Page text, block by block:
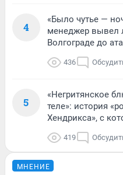
4
«Было чутье —
менеджер вывел
Волгограде до
436
5
«Негритянское
теле»: история
Хендрикса», с
419
МНЕНИЕ